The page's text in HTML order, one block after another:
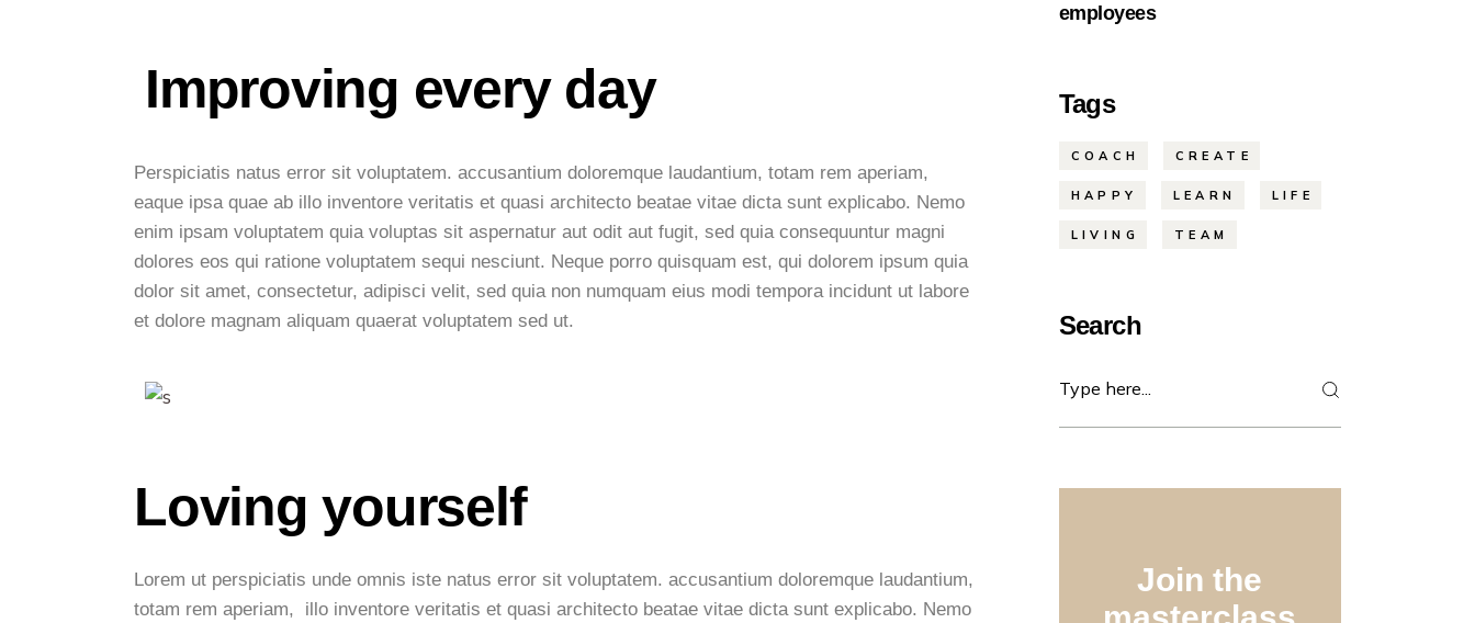
Improving every day
Perspiciatis natus error sit voluptatem. accusantium doloremque laudantium, totam rem aperiam,
eaque ipsa quae ab illo inventore veritatis et quasi architecto beatae vitae dicta sunt explicabo. Nemo
enim ipsam voluptatem quia voluptas sit aspernatur aut odit aut fugit, sed quia consequuntur magni
dolores eos qui ratione voluptatem sequi nesciunt. Neque porro quisquam est, qui dolorem ipsum quia
dolor sit amet, consectetur, adipisci velit, sed quia non numquam eius modi tempora incidunt ut labore
et dolore magnam aliquam quaerat voluptatem sed ut.
Loving yourself
Lorem ut perspiciatis unde omnis iste natus error sit voluptatem. accusantium doloremque laudantium,
totam rem aperiam, illo inventore veritatis et quasi architecto beatae vitae dicta sunt explicabo. Nemo
employees
Tags
COACH CREATE
HAPPY LEARN LIFE
LIVING TEAM
Search
Join the